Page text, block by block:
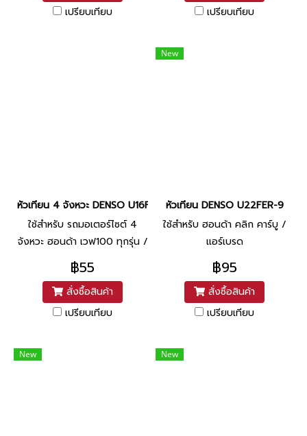
เปรียบเทียบ
การจุดระเบิดที่ดีกว่า หัวเทียน
เปรียบเทียบ
หัวเทียน 4 จังหวะ DENSO U16FS-U
ใช้สำหรับ รถมอเตอร์ไซต์ 4
จังหวะ ฮอนด้า เวฟ100 ทุกรุ่น /
ดรีม คาร์บู ทุกรุ่น / สแมช คาร์บู
/ มีโอ คาร์บู / ฟิโน่ คาร์บู /
เฟรช / เรนโบว์
฿55
สั่งซื้อสินค้า
เปรียบเทียบ
New
หัวเทียน DENSO U22FER-9
ใช้สำหรับ ฮอนด้า คลิก คาร์บู /
แอร์เบรด
฿95
สั่งซื้อสินค้า
เปรียบเทียบ
New New